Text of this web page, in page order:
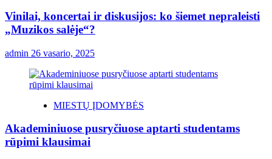
Vinilai, koncertai ir diskusijos: ko šiemet nepraleisti
„Muzikos salėje“?
admin 26 vasario, 2025
MIESTŲ ĮDOMYBĖS
Akademiniuose pusryčiuose aptarti studentams
rūpimi klausimai